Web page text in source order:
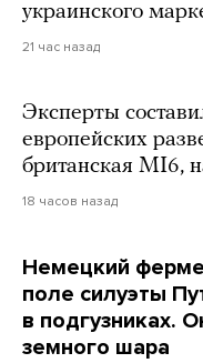
украинского
21 час назад
Эксперты
европейских
британская MI6,
18 часов назад
Немецкий
поле силуэты
в подгузниках.
земного шара